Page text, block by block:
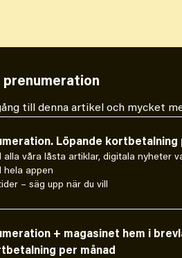
prenumeration
till denna artikel och mycket
Löpande kortbetalning
alla våra låsta artiklar, digitala nyheter
hela appen
– säg upp när du vill
+ magasinet hem i
per månad